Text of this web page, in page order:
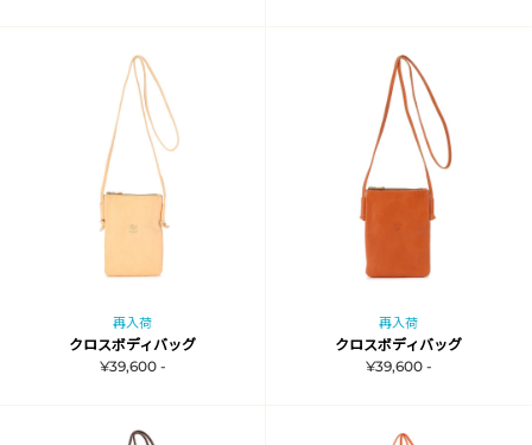
再入荷
クロスボディバッグ
¥39,600 -
再入荷
クロスボディバッグ
¥39,600 -